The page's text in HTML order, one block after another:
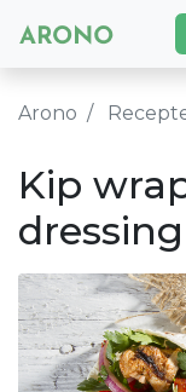
Arono
Kip
dressing